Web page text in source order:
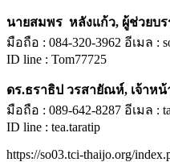
นายสมพร หลังแก้ว, ผู้ช่วยบ
มือถือ : 084-320-3962 อีเมล :
ID line : Tom77725
ดร.ธราธิป วรสายัณห์, เจ้าห
มือถือ : 089-642-8287 อีเมล :
ID line :
https://so03.tci-thaijo.org/